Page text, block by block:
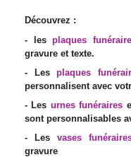
Découvrez :
- lesplaques
gravure et texte.
- Lesplaques
personnalisent avec
- Les urnes funéraires
sont personnalisables
- Les vases
gravure